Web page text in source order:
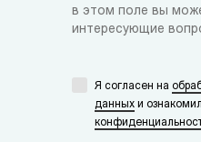
в этом поле вы
интересующие
Я согласен на
данных и